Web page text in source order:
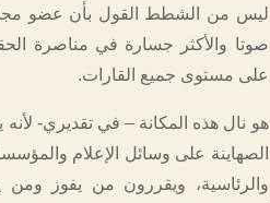
ليس من الشطط القول بأن عضو مجلس
صوتا والأكثر جسارة في مناصرة
على مستوى جميع القارات.
هو نال هذه المكانة – في تقديري-
الصهاينة على وسائل الإعلام
والرئاسية، ويقررون من يفوز